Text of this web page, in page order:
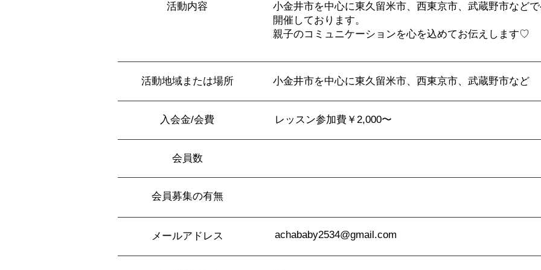
活動内容
小金井市を中心に東久留米市、西東京市、武蔵野市など
開催しております。
親子のコミュニケーションを心を込めてお伝えします♡
活動地域または場所 小金井市を中心に東久留米市、西東京市、武蔵野市など
入会金/会費 レッスン参加費￥2,000〜
会員数
会員募集の有無
メールアドレス achababy2534@gmail.com